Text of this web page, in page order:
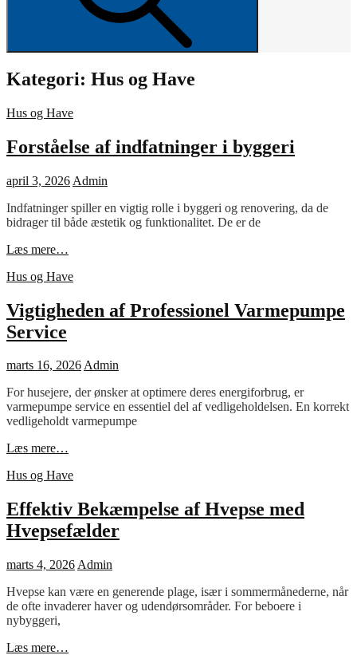
Kategori: Hus og Have
Cat
Hus og Have
Forståelse af indfatninger i byggeri
Posted
april 3, 2026 Admin
Indfatninger spiller en vigtig rolle i byggeri og renovering, da de
bidrager til både æstetik og funktionalitet. De er de
Læs mere…
indfatninger
byggeri
Cat
Hus og Have
Vigtigheden af Professionel Varmepumpe
Service
Posted
marts 16, 2026Admin
For husejere, der ønsker at optimere deres energiforbrug, er
varmepumpe service en essentiel del af vedligeholdelsen. En korrekt
vedligeholdt varmepumpe
Læs mere…
Professionel
Service
Cat
Hus og Have
Effektiv Bekæmpelse af Hvepse med
Hvepsefælder
Posted
marts 4, 2026 Admin
Hvepse kan være en generende plage, især i sommermånederne, når
de ofte invaderer haver og udendørsområder. For beboere i
nybyggeri,
Læs mere…